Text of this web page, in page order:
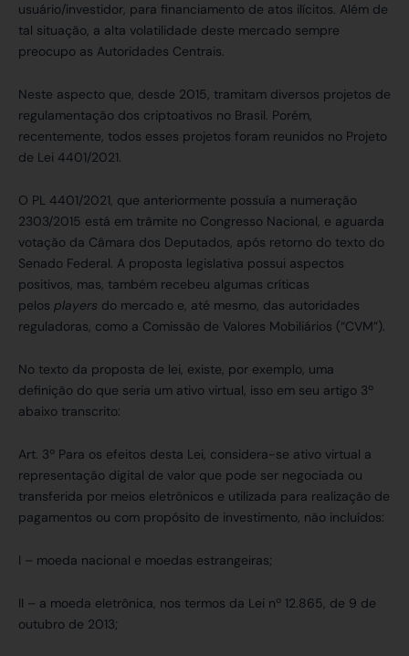
usuário/investidor, para financiamento de atos ilícitos. Além de
tal situação, a alta volatilidade deste mercado sempre
preocupo as Autoridades Centrais.
Neste aspecto que, desde 2015, tramitam diversos projetos de
regulamentação dos criptoativos no Brasil. Porém,
recentemente, todos esses projetos foram reunidos no Projeto
de Lei 4401/2021.
O PL 4401/2021, que anteriormente possuía a numeração
2303/2015 está em trâmite no Congresso Nacional, e aguarda
votação da Câmara dos Deputados, após retorno do texto do
Senado Federal. A proposta legislativa possui aspectos
positivos, mas, também recebeu algumas críticas
pelos players do mercado e, até mesmo, das autoridades
reguladoras, como a Comissão de Valores Mobiliários (“CVM”).
No texto da proposta de lei, existe, por exemplo, uma
definição do que seria um ativo virtual, isso em seu artigo 3º
abaixo transcrito:
Art. 3º Para os efeitos desta Lei, considera-se ativo virtual a
representação digital de valor que pode ser negociada ou
transferida por meios eletrônicos e utilizada para realização de
pagamentos ou com propósito de investimento, não incluídos:
I – moeda nacional e moedas estrangeiras;
II – a moeda eletrônica, nos termos da Lei nº 12.865, de 9 de
outubro de 2013;